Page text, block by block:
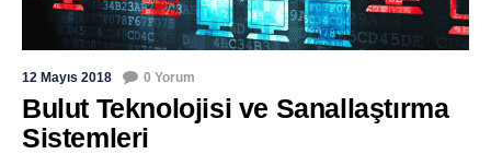
12 Mayıs 2018 0 Yorum
Bulut Teknolojisi ve Sanallaştırma
Sistemleri